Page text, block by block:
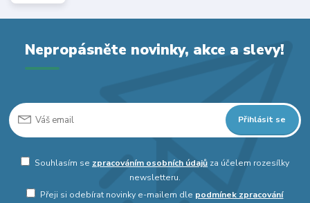
Nepropásněte novinky, akce a slevy!
Přihlásit se
Souhlasím se zpracováním osobních údajůza účelem rozesílky
newsletteru.
Přeji si odebírat novinky e-mailem dle podmínek zpracování